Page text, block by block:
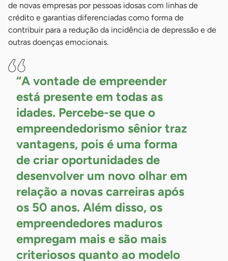
de novas empresas por pessoas idosas com linhas de
crédito e garantias diferenciadas como forma de
contribuir para a redução da incidência de depressão e de
outras doenças emocionais.
“A vontade de empreender
está presente em todas as
idades. Percebe-se que o
empreendedorismo sênior traz
vantagens, pois é uma forma
de criar oportunidades de
desenvolver um novo olhar em
relação a novas carreiras após
os 50 anos. Além disso, os
empreendedores maduros
empregam mais e são mais
criteriosos quanto ao modelo